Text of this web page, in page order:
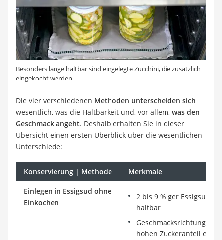
Besonders lange haltbar sind eingelegte Zucchini, die zusätzlich
eingekocht werden.
Die vier verschiedenen Methoden unterscheiden sich
wesentlich, was die Haltbarkeit und, vor allem, was den
Geschmack angeht. Deshalb erhalten Sie in dieser
Übersicht einen ersten Überblick über die wesentlichen
Unterschiede:
Konservierung | Methode Merkmale
Einlegen in Essigsud ohne
Einkochen
2 bis 9 %iger Essigsud
haltbar
Geschmacksrichtung
hohen Zuckeranteil